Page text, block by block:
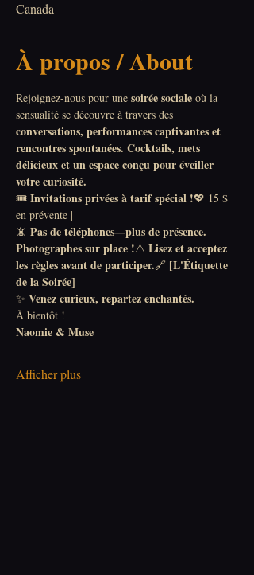
Canada
À propos / About
Rejoignez-nous pour une soirée sociale où la
sensualité se découvre à travers des
conversations, performances captivantes et
rencontres spontanées. Cocktails, mets
délicieux et un espace conçu pour éveiller
votre curiosité.
🎟 Invitations privées à tarif spécial !💖 15 $
en prévente |
📵 Pas de téléphones—plus de présence.
Photographes sur place !⚠️ Lisez et acceptez
les règles avant de participer.🔗 [L'Étiquette
de la Soirée]
✨ Venez curieux, repartez enchantés.
À bientôt !
Naomie & Muse
Afficher plus